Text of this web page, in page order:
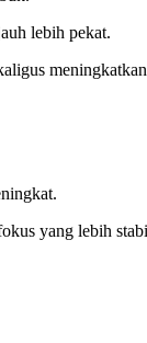
lebih pekat.
yang lebih